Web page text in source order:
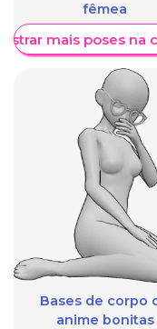
fêmea
mais poses na
Bases de corpo
anime bonitas